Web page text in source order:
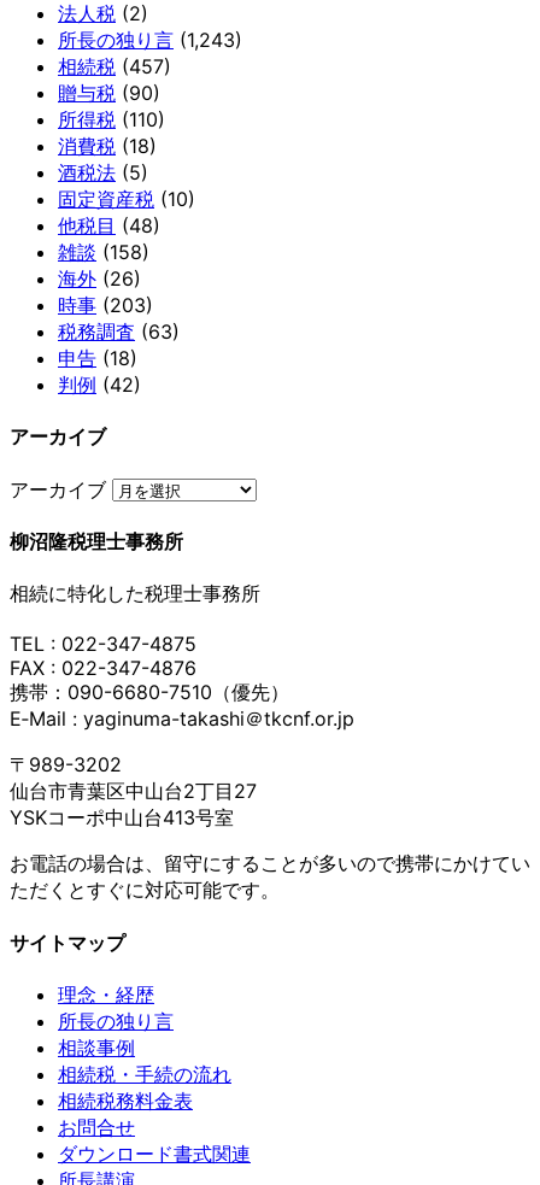
法人税 (2)
所長の独り言 (1,243)
相続税 (457)
贈与税 (90)
所得税 (110)
消費税 (18)
酒税法 (5)
固定資産税 (10)
他税目 (48)
雑談 (158)
海外 (26)
時事 (203)
税務調査 (63)
申告 (18)
判例 (42)
アーカイブ
アーカイブ
柳沼隆税理士事務所
相続に特化した税理士事務所
TEL : 022-347-4875
FAX : 022-347-4876
携帯：090-6680-7510（優先）
E‐Mail : yaginuma-takashi＠tkcnf.or.jp
〒989-3202
仙台市青葉区中山台2丁目27
YSKコーポ中山台413号室
お電話の場合は、留守にすることが多いので携帯にかけてい
ただくとすぐに対応可能です。
サイトマップ
理念・経歴
所長の独り言
相談事例
相続税・手続の流れ
相続税務料金表
お問合せ
ダウンロード書式関連
所長講演